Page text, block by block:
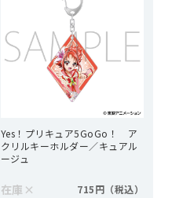
Yes！プリキュア5GoGo！ ア
クリルキーホルダー／キュアル
ージュ
在庫 × 715円